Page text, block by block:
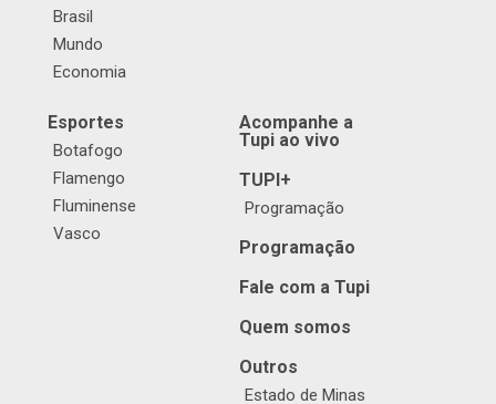
Brasil
Mundo
Economia
Esportes
Botafogo
Flamengo
Fluminense
Vasco
Acompanhe a
Tupi ao vivo
TUPI+
Programação
Programação
Fale com a Tupi
Quem somos
Outros
Estado de Minas